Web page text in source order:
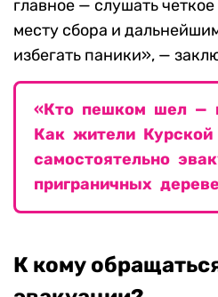
главное — слушать
месту сбора и
избегать паники», —
«Кто пешком шел —
Как жители Курской
самостоятельно
приграничных
К кому